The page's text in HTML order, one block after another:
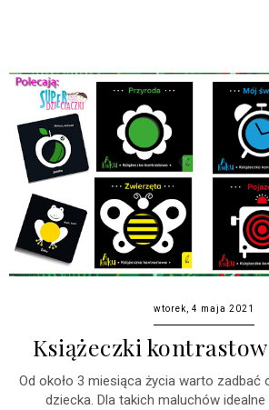
wtorek, 4 maja 2021
Książeczki
Od około 3 miesiąca życia warto zadbać
dziecka. Dla takich maluchów